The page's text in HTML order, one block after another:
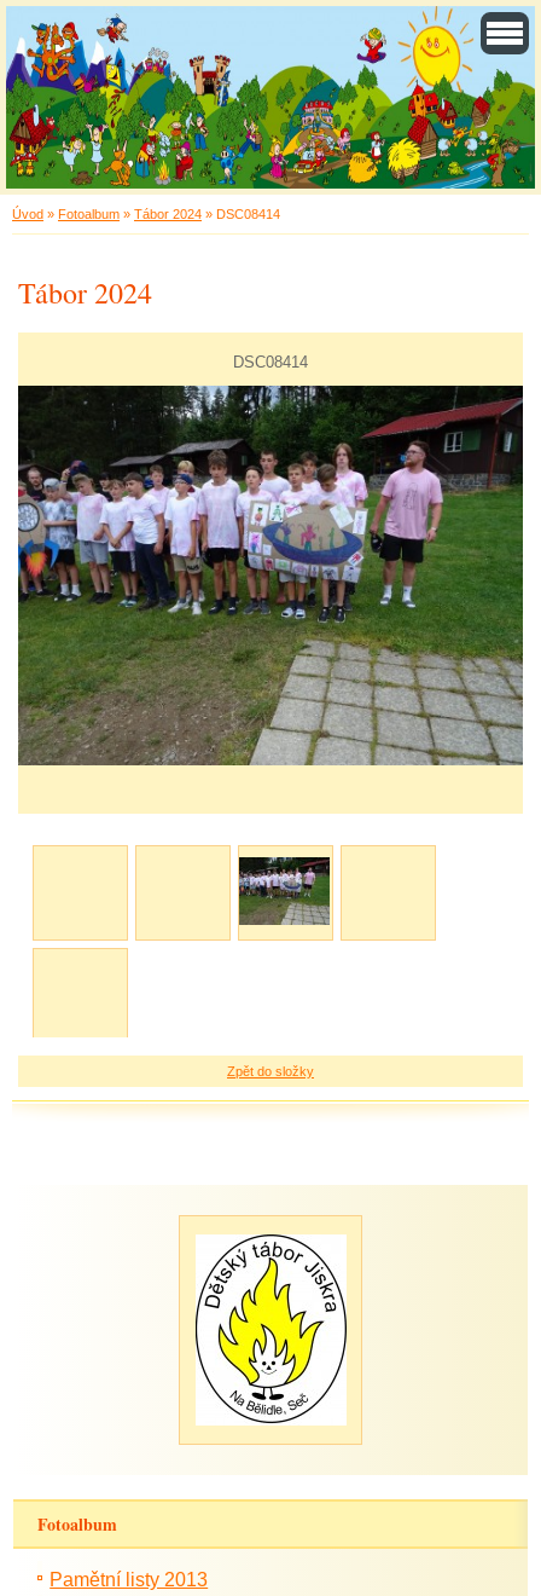
Úvod » Fotoalbum » Tábor 2024 » DSC08414
Tábor 2024
DSC08414
Zpět do složky
Fotoalbum
Pamětní listy 2013